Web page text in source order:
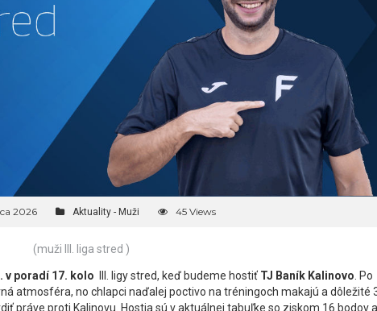
2026 Aktuality - Muži 45 Views
(muži III. liga stred )
v poradí 17. kolo III. ligy stred, keď budeme hostiť TJ Baník Kalinovo. Po
atmosféra, no chlapci naďalej poctivo na tréningoch makajú a dôležité
práve proti Kalinovu. Hostia sú v aktuálnej tabuľke so ziskom 16 bodov a